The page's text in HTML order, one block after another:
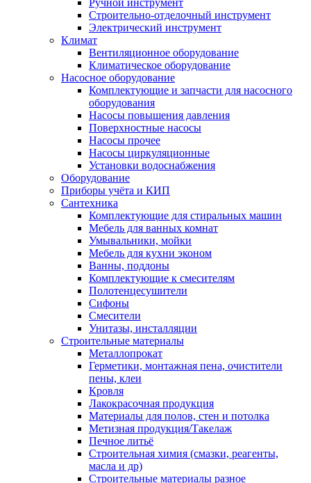
Ручной инструмент
Строительно-отделочный инструмент
Электрический инструмент
Климат
Вентиляционное оборудование
Климатическое оборудование
Насосное оборудование
Комплектующие и запчасти для насосного
оборудования
Насосы повышения давления
Поверхностные насосы
Насосы прочее
Насосы циркуляционные
Установки водоснабжения
Оборудование
Приборы учёта и КИП
Сантехника
Комплектующие для стиральных машин
Мебель для ванных комнат
Умывальники, мойки
Мебель для кухни эконом
Ванны, поддоны
Комплектующие к смесителям
Полотенцесушители
Сифоны
Смесители
Унитазы, инсталляции
Строительные материалы
Металлопрокат
Герметики, монтажная пена, очистители
пены, клеи
Кровля
Лакокрасочная продукция
Материалы для полов, стен и потолка
Метизная продукция/Такелаж
Печное литьё
Строительная химия (смазки, реагенты,
масла и др)
Строительные материалы разное